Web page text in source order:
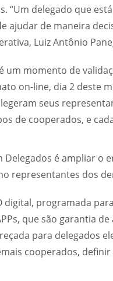
“Um delegado que
ajudar de maneira
Luiz Antônio
um momento de
on-line, dia 2 deste
seus
de cooperados, e
Delegados é ampliar o
representantes dos
digital, programada
que são garantia
para delegados
cooperados,